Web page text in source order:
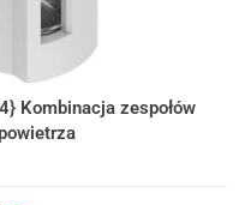
Kombinacja zespołów